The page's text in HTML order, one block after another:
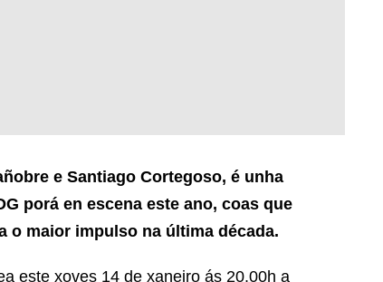
e Santiago Cortegoso, é unha
porá en escena este ano, coas que
o maior impulso na última década.
este xoves 14 de xaneiro ás 20.00h a